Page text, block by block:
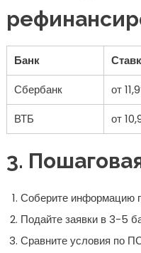
Банк
Сбербанк
от
ВТБ
от
3.
Соберите информацию
Подайте заявки в 3-5
Сравните условия по